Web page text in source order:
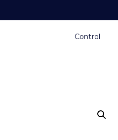
Control